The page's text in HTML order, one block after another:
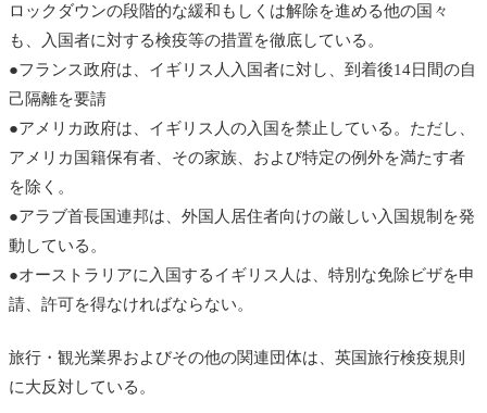
ロックダウンの段階的な緩和もしくは解除を進める他の国々
も、入国者に対する検疫等の措置を徹底している。
●フランス政府は、イギリス人入国者に対し、到着後14日間の自
己隔離を要請
●アメリカ政府は、イギリス人の入国を禁止している。ただし、
アメリカ国籍保有者、その家族、および特定の例外を満たす者
を除く。
●アラブ首長国連邦は、外国人居住者向けの厳しい入国規制を発
動している。
●オーストラリアに入国するイギリス人は、特別な免除ビザを申
請、許可を得なければならない。
旅行・観光業界およびその他の関連団体は、英国旅行検疫規則
に大反対している。